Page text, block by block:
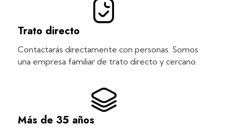
Trato directo
Contactarás directamente con personas. Somos
una empresa familiar de trato directo y cercano.
Más de 35 años